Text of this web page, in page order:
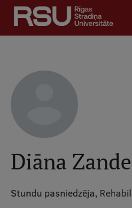
Pārlekt
galveno
saturu
Latviski
Meklēt Mobile
augšējā
izvēlne
Studentiem
Darbiniekiem
Darba devējiem
Diāna Zande
Stundu pasniedzēja,